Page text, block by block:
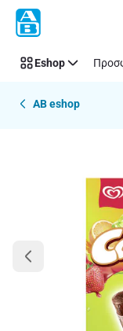
Παράλειψη
Eshop
AB eshop